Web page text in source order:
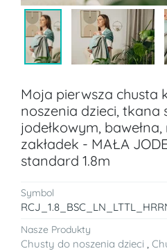
Moja pierwsza chusta
noszenia dzieci, tkana
jodełkowym,
zakładek - MAŁA
standard 1.8m
Symbol
Nasze Produkty
Chusty do noszenia dzieci